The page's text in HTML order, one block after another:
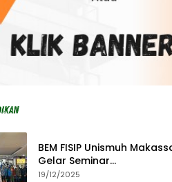
BEM FISIP Unismuh
Gelar Seminar
Keperempuanan, Bahas
19/12/2025